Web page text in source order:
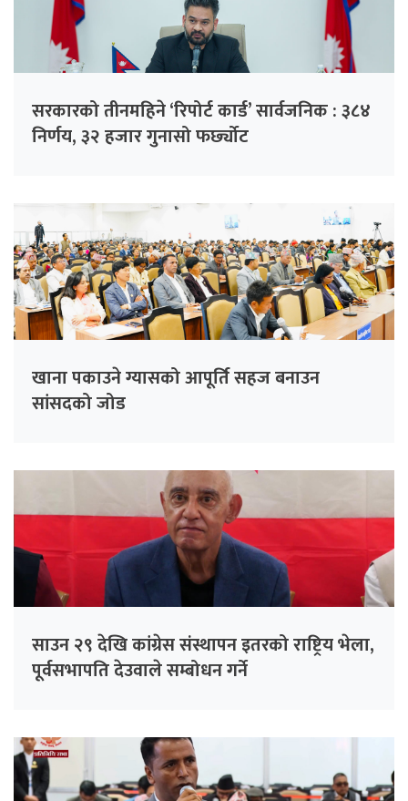
सरकारको तीनमहिने ‘रिपोर्ट कार्ड’ सार्वजनिक : ३८४
निर्णय, ३२ हजार गुनासो फर्छ्योट
खाना पकाउने ग्यासको आपूर्ति सहज बनाउन
सांसदको जोड
साउन २९ देखि कांग्रेस संस्थापन इतरको राष्ट्रिय भेला,
पूर्वसभापति देउवाले सम्बोधन गर्ने